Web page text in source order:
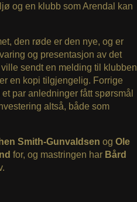
og en klubb som Arendal kan
den røde er den nye, og er
og presentasjon av det
sendt en melding til klubben
en kopi tilgjengelig. Forrige
par anledninger fått spørsmål
altså, både som
Smith-Gunvaldsen og Ole
for, og mastringen har Bård